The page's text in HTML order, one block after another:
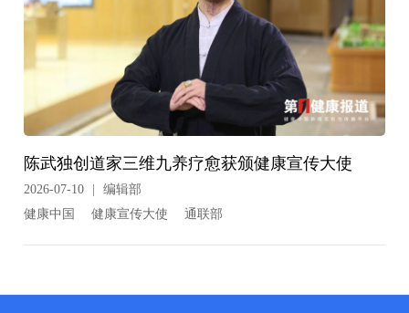
陈武独创道家三维九养疗愈获颁健康宣传大使
2026-07-10
编辑部
健康中国
健康宣传大使 通联部